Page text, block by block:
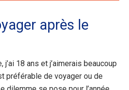
après le
j’ai 18 ans et j’aimerais beaucoup
préférable de voyager ou de